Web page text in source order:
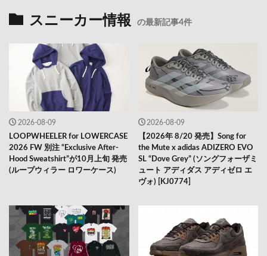
スニーカー情報 の最新記事4件
2026-08-09
LOOPWHEELER for LOWERCASE
2026 FW 別注 “Exclusive After-
Hood Sweatshirt”が10月上旬 発売
(ループウィラー ロワーケース)
2026-08-09
【2026年 8/20 発売】Song for
the Mute x adidas ADIZERO EVO
SL “Dove Grey” (ソングフォーザミ
ュート アディダス アディゼロ エ
ヴォ) [KJ0774]